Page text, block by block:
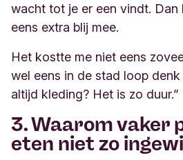
wacht tot je er een vindt. Dan
eens extra blij mee.
Het kostte me niet eens
wel eens in de stad loop
altijd kleding? Het is zo duur.”
3. Waarom vaker
eten niet zo